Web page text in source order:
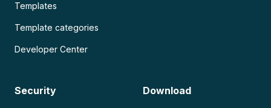
Templates
Template categories
Developer Center
Security Download